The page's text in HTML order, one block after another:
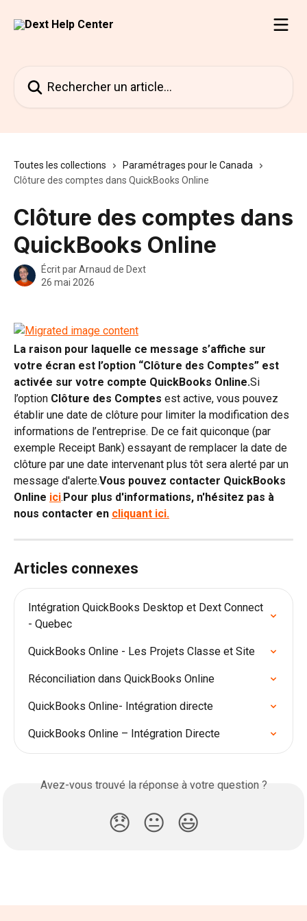
Toutes les collections
Paramétrages pour le Canada
Clôture des comptes dans QuickBooks Online
Clôture des comptes dans
QuickBooks Online
Écrit parArnaud de Dext
26 mai 2026
La raison pour laquelle ce message s’affiche sur
votre écran est l’option “Clôture des Comptes” est
activée sur votre compte QuickBooks Online.Si
l’option Clôture des Comptes est active, vous pouvez
établir une date de clôture pour limiter la modification des
informations de l’entreprise. De ce fait quiconque (par
exemple Receipt Bank) essayant de remplacer la date de
clôture par une date intervenant plus tôt sera alerté par un
message d'alerte.Vous pouvez contacter QuickBooks
Online ici. Pour plus d'informations, n'hésitez pas à
nous contacter en cliquant ici.
Articles connexes
Intégration QuickBooks Desktop et Dext Connect
- Quebec
QuickBooks Online - Les Projets Classe et Site
Réconciliation dans QuickBooks Online
QuickBooks Online- Intégration directe
QuickBooks Online – Intégration Directe
Avez-vous trouvé la réponse à votre question ?
😞 😐 😃